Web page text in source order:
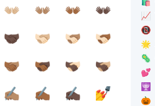
👐🏼 👐🏽 👐🏾
👐🏿
🤝🏿 🫱🏻‍🫲🏼 🫱🏻‍🫲🏽
🫱🏻‍🫲🏾
🫱🏾‍🫲🏽 🫱🏾‍🫲🏿 🫱🏿‍🫲🏻
🫱🏿‍🫲🏼
✍🏽 ✍🏾 ✍🏿
💅
📈
📵
🌟
🦠
💕
🕎
🎃